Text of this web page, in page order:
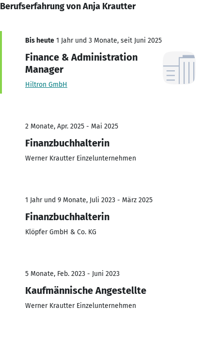
Berufserfahrung von Anja Krautter
Bis heute 1 Jahr und 3 Monate, seit Juni 2025
Finance & Administration
Manager
Hiltron GmbH
2 Monate, Apr. 2025 - Mai 2025
Finanzbuchhalterin
Werner Krautter Einzelunternehmen
1 Jahr und 9 Monate, Juli 2023 - März 2025
Finanzbuchhalterin
Klöpfer GmbH & Co. KG
5 Monate, Feb. 2023 - Juni 2023
Kaufmännische Angestellte
Werner Krautter Einzelunternehmen